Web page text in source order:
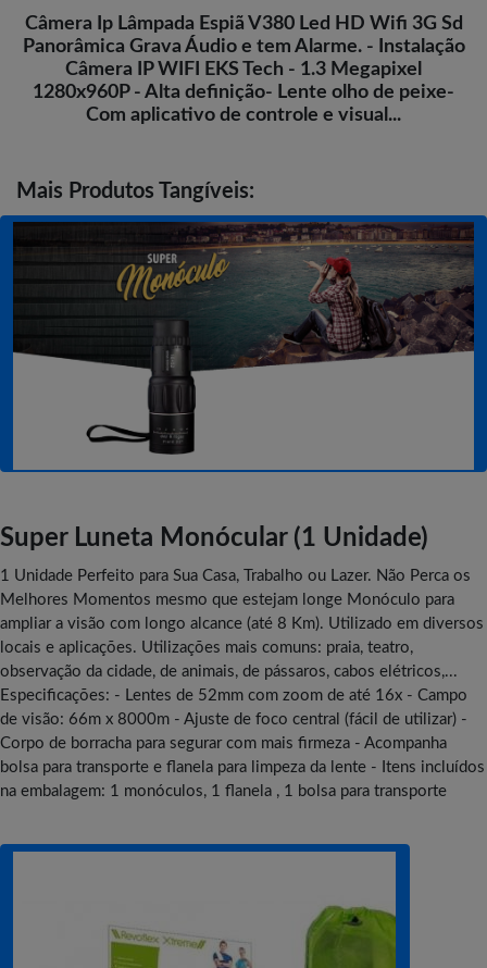
Câmera Ip Lâmpada Espiã V380 Led HD Wifi 3G Sd
Panorâmica Grava Áudio e tem Alarme. - Instalação
Câmera IP WIFI EKS Tech - 1.3 Megapixel
1280x960P - Alta definição- Lente olho de peixe-
Com aplicativo de controle e visual...
Mais Produtos Tangíveis:
Super Luneta Monócular (1 Unidade)
1 Unidade Perfeito para Sua Casa, Trabalho ou Lazer. Não Perca os
Melhores Momentos mesmo que estejam longe Monóculo para
ampliar a visão com longo alcance (até 8 Km). Utilizado em diversos
locais e aplicações. Utilizações mais comuns: praia, teatro,
observação da cidade, de animais, de pássaros, cabos elétricos,...
Especificações: - Lentes de 52mm com zoom de até 16x - Campo
de visão: 66m x 8000m - Ajuste de foco central (fácil de utilizar) -
Corpo de borracha para segurar com mais firmeza - Acompanha
bolsa para transporte e flanela para limpeza da lente - Itens incluídos
na embalagem: 1 monóculos, 1 flanela , 1 bolsa para transporte